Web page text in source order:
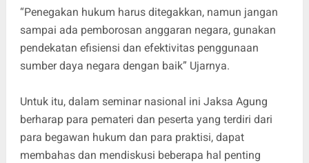
“Penegakan hukum harus ditegakkan, namun jangan
sampai ada pemborosan anggaran negara, gunakan
pendekatan efisiensi dan efektivitas penggunaan
sumber daya negara dengan baik” Ujarnya.
Untuk itu, dalam seminar nasional ini Jaksa Agung
berharap para pemateri dan peserta yang terdiri dari
para begawan hukum dan para praktisi, dapat
membahas dan mendiskusi beberapa hal penting